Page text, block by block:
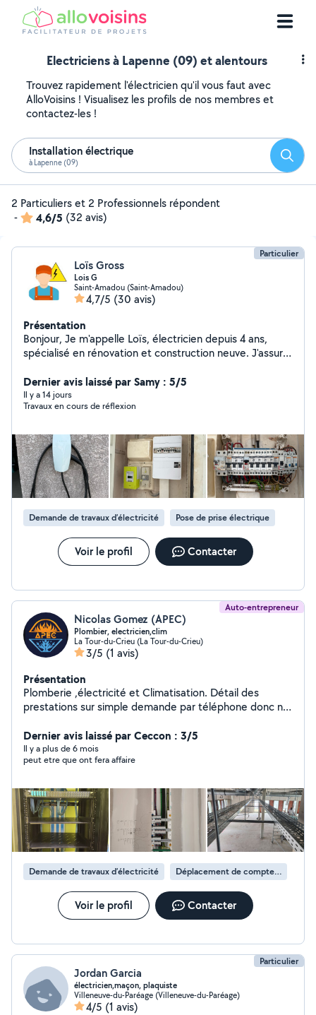
Electriciens à Lapenne (09) et alentours
Trouvez rapidement l'électricien qu'il vous faut avec
AlloVoisins ! Visualisez les profils de nos membres et
contactez-les !
Installation électrique
à Lapenne (09)
2 Particuliers et 2 Professionnels répondent
-
4,6/5 (32 avis)
Particulier
Loïs Gross
Lois G
Saint-Amadou (Saint-Amadou)
4,7/5 (30 avis)
Présentation
Bonjour, Je m'appelle Loïs, électricien depuis 4 ans,
spécialisé en rénovation et construction neuve. J'assure
travaux de manutention. Contactez-moi pour vos
Dernier avis laissé par Samy : 5/5
Il y a 14 jours
Travaux en cours de réflexion
Demande de travaux d’électricité Pose de prise électrique
Voir le profil Contacter
Auto-entrepreneur
Nicolas Gomez (APEC)
Plombier, electricien,clim
La Tour-du-Crieu (La Tour-du-Crieu)
3/5 (1 avis)
Présentation
Plomberie ,électricité et Climatisation. Détail des
prestations sur simple demande par téléphone donc n
sur le tiktok ,instagram ou facebook au nom de l
ariegeoise de Plomberie électricité et Climatisation. A
très bientot
Dernier avis laissé par Ceccon : 3/5
Il y a plus de 6 mois
peut etre que ont fera affaire
Demande de travaux d’électricité Déplacement de compteur électrique
Voir le profil Contacter
Particulier
Jordan Garcia
électricien,maçon, plaquiste
Villeneuve-du-Paréage (Villeneuve-du-Paréage)
4/5 (1 avis)